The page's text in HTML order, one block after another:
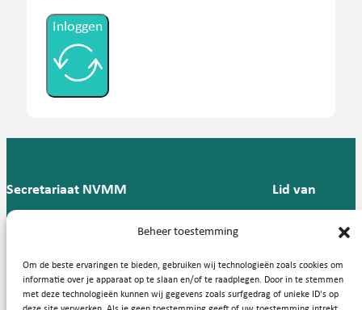
Beheer toestemming
Om de beste ervaringen te bieden, gebruiken wij technologieën zoals cookies om
informatie over je apparaat op te slaan en/of te raadplegen. Door in te stemmen
met deze technologieën kunnen wij gegevens zoals surfgedrag of unieke ID's op
Inloggen
Secretariaat NVMM
Groningen
T: 088 -
57
Lid van